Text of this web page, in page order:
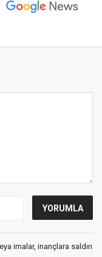
imalar, inançlara saldırı